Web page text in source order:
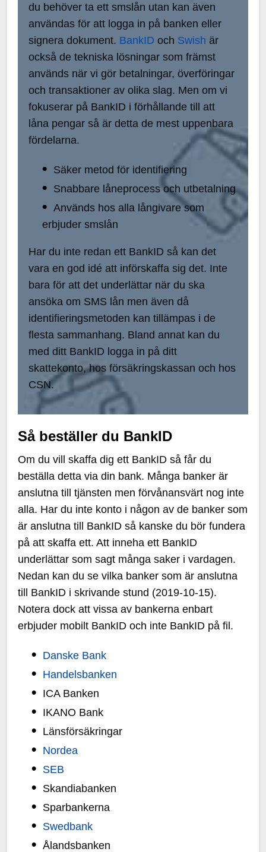
du behöver ta ett smslån utan kan även
användas för att logga in på banken eller
signera dokument. BankID och Swish är
också de tekniska lösningar som främst
används när vi gör betalningar, överföringar
och transaktioner av olika slag. Men om vi
fokuserar på BankID i förhållande till att
låna pengar så är detta de mest uppenbara
fördelarna.
Säker metod för identifiering
Snabbare låneprocess och utbetalning
Används hos alla långivare som
erbjuder smslån
Har du inte redan ett BankID så kan det
vara en god idé att införskaffa sig det. Inte
bara för att det underlättar när du ska
ansöka om SMS lån men även då
identifieringsmetoden kan tillämpas i de
flesta sammanhang. Bland annat kan du
med ditt BankID logga in på ditt
skattekonto, hos försäkringskassan och hos
CSN.
Så beställer du BankID
Om du vill skaffa dig ett BankID så får du
beställa detta via din bank. Många banker är
anslutna till tjänsten men förvånansvärt nog inte
alla. Har du inte konto i någon av de banker som
är anslutna till BankID så kanske du bör fundera
på att skaffa ett. Att inneha ett BankID
underlättar som sagt många saker i vardagen.
Nedan kan du se vilka banker som är anslutna
till BankID i skrivande stund (2019-10-15).
Notera dock att vissa av bankerna enbart
erbjuder mobilt BankID och inte BankID på fil.
Danske Bank
Handelsbanken
ICA Banken
IKANO Bank
Länsförsäkringar
Nordea
SEB
Skandiabanken
Sparbankerna
Swedbank
Ålandsbanken